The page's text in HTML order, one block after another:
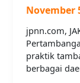
November
jpnn.com,
praktik
berbagai